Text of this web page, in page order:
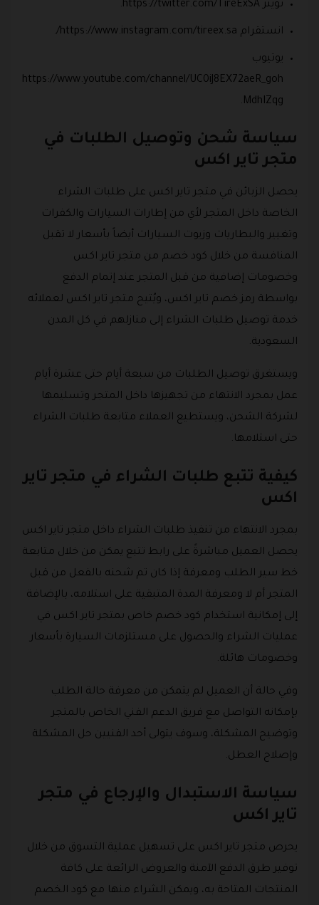
تويتر https://twitter.com/TireExSA.
انستقرام https://www.instagram.com/tireex.sa/.
يوتيوب
https://www.youtube.com/channel/UC0iJ8EX72aeR_goh
MdhIZqg.
سياسة شحن وتوصيل الطلبات في
متجر تاير اكس
يحصل الزبائن في متجر تاير اكس على طلبات الشراء
الخاصة داخل المتجر لأي من إطارات السيارات والكفرات
وتغيير والبطاريات وزيوت السيارات أيضاً بأسعار لا تقبل
المنافسة من خلال كود خصم من متجر تاير اكس
وخصومات إضافية من قبل المتجر عند إتمام الدفع
بواسطة رمز خصم تاير اكس، ويُتيح متجر تاير اكس لعملائه
خدمة توصيل طلبات الشراء إلى منازلهم في كل المدن
السعودية.
ويستغرق توصيل الطلبات من سبعة أيام حتى عشرة أيام
عمل بمجرد الانتهاء من تجهيزها داخل المتجر وتسليمها
لشركة الشحن، ويستطيع العملاء متابعة طلبات الشراء
حتى استلامها.
كيفية تتبع طلبات الشراء في متجر تاير
اكس
بمجرد الانتهاء من تنفيذ طلبات الشراء داخل متجر تاير اكس
يحصل العميل مباشرةً على رابط تتبع يمكن من خلال متابعة
خط سير الطلب ومعرفة إذا كان تم شحنه بالفعل من قبل
المتجر أم لا ومعرفة المدة المتبقية على استلامه، بالإضافة
إلى إمكانية استخدام كود خصم خاص بمتجر تاير اكس في
عمليات الشراء والحصول على مستلزمات السيارة بأسعار
وخصومات هائلة.
وفي حالة أن العميل لم يتمكن من معرفة حالة الطلب
بإمكانه التواصل مع فريق الدعم الفني الخاص بالمتجر
وتوضيح المشكلة، وسوف يتولى أحد الفنيين حل المشكلة
وإصلاح العطل.
سياسة الاستبدال والإرجاع في متجر
تاير اكس
يحرص متجر تاير اكس على تسهيل عملية التسوق من خلال
توفير طرق الدفع الآمنة والعروض الرائعة على كافة
المنتجات المتاحة به، ويمكن الشراء منها مع كود الخصم